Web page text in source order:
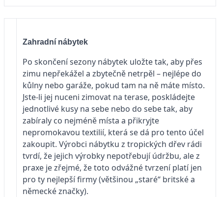
Zahradní nábytek
Po skončení sezony nábytek uložte tak, aby přes
zimu nepřekážel a zbytečně netrpěl – nejlépe do
kůlny nebo garáže, pokud tam na ně máte místo.
Jste-li jej nuceni zimovat na terase, poskládejte
jednotlivé kusy na sebe nebo do sebe tak, aby
zabíraly co nejméně místa a přikryjte
nepromokavou textilií, která se dá pro tento účel
zakoupit. Výrobci nábytku z tropických dřev rádi
tvrdí, že jejich výrobky nepotřebují údržbu, ale z
praxe je zřejmé, že toto odvážné tvrzení platí jen
pro ty nejlepší firmy (většinou „staré“ britské a
německé značky).